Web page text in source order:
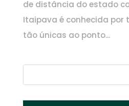
de distância do estado
Itaipava é conhecida por
tão únicas ao ponto...